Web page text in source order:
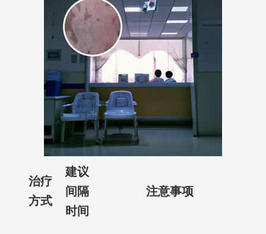
治疗
方式
建议
间隔
时间
注意事项